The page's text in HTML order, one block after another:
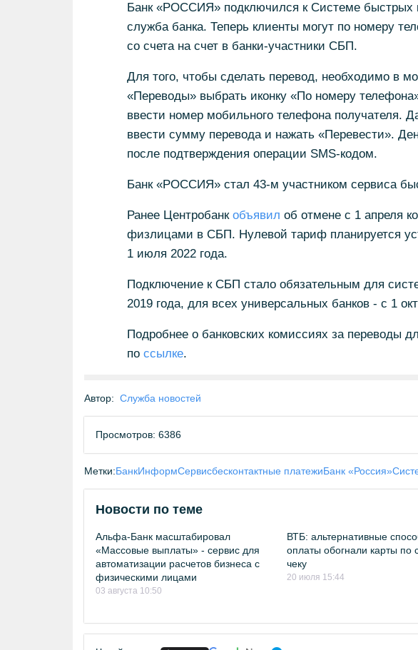
Банк «РОССИЯ» подключился к Системе быстрых
служба банка. Теперь клиенты могут по номеру
со счета на счет в банки-участники СБП.
Для того, чтобы сделать перевод, необходимо в
«Переводы» выбрать иконку «По номеру
ввести номер мобильного телефона получателя.
ввести сумму перевода и нажать «Перевести».
после подтверждения операции SMS-кодом.
Банк «РОССИЯ» стал 43-м участником сервиса
Ранее Центробанк объявил об отмене c 1 апреля
физлицами в СБП. Нулевой тариф планируется
1 июля 2022 года.
Подключение к СБП стало обязательным для
2019 года, для всех универсальных банков - с 1
Подробнее о банковских комиссиях за переводы
по ссылке.
Автор: Служба новостей
Просмотров: 6386
Метки:БанкИнформСервисбесконтактные платежиБанк «Россия»
Новости по теме
Альфа-Банк масштабировал
«Массовые выплаты» - сервис для
автоматизации расчетов бизнеса с
физическими лицами
03 августа 10:50
ВТБ: альтернативные
оплаты обогнали карты по
чеку
20 июля 15:44